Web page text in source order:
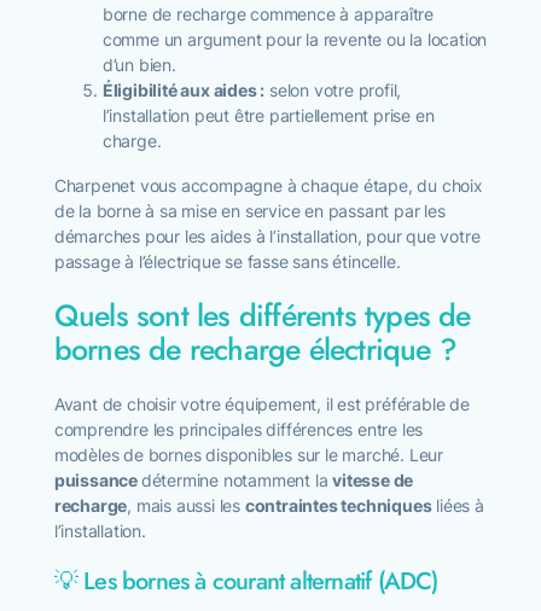
borne de recharge commence à apparaître
comme un argument pour la revente ou la location
d’un bien.
Éligibilité aux aides : selon votre profil,
l’installation peut être partiellement prise en
charge.
Charpenet vous accompagne à chaque étape, du choix
de la borne à sa mise en service en passant par les
démarches pour les aides à l’installation, pour que votre
passage à l’électrique se fasse sans étincelle.
Quels sont les différents types de
bornes de recharge électrique ?
Avant de choisir votre équipement, il est préférable de
comprendre les principales différences entre les
modèles de bornes disponibles sur le marché. Leur
puissancedétermine notamment lavitesse de
recharge, mais aussi les contraintes techniquesliées à
l’installation.
💡 Les bornes à courant alternatif (ADC)